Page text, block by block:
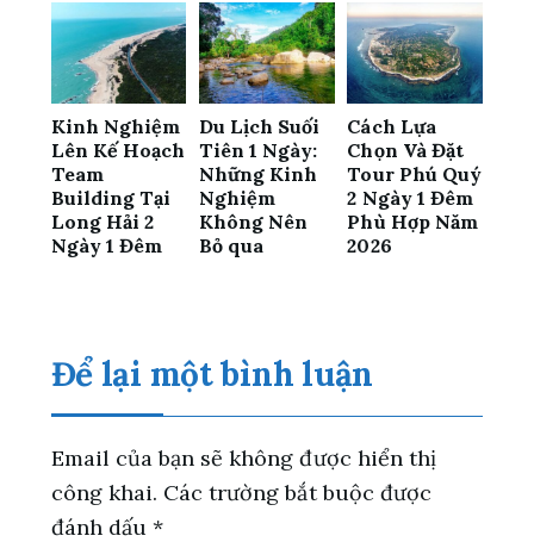
Kinh Nghiệm
Lên Kế Hoạch
Team
Building Tại
Long Hải 2
Ngày 1 Đêm
Du Lịch Suối
Tiên 1 Ngày:
Những Kinh
Nghiệm
Không Nên
Bỏ qua
Cách Lựa
Chọn Và Đặt
Tour Phú Quý
2 Ngày 1 Đêm
Phù Hợp Năm
2026
Để lại một bình luận
Email của bạn sẽ không được hiển thị
công khai. Các trường bắt buộc được
đánh dấu *